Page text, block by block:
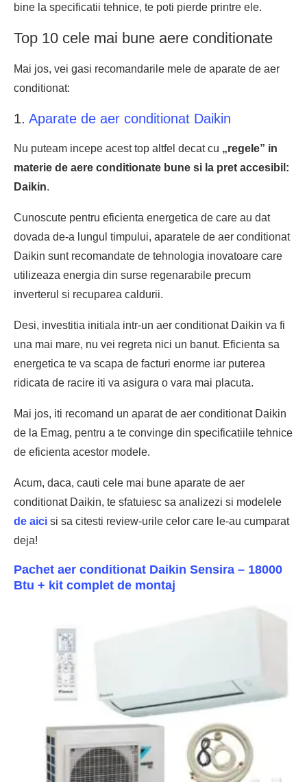
bine la specificatii tehnice, te poti pierde printre ele.
Top 10 cele mai bune aere conditionate
Mai jos, vei gasi recomandarile mele de aparate de aer
conditionat:
1. Aparate de aer conditionat Daikin
Nu puteam incepe acest top altfel decat cu „regele” in
materie de aere conditionate bune si la pret accesibil:
Daikin.
Cunoscute pentru eficienta energetica de care au dat
dovada de-a lungul timpului, aparatele de aer conditionat
Daikin sunt recomandate de tehnologia inovatoare care
utilizeaza energia din surse regenarabile precum
inverterul si recuparea caldurii.
Desi, investitia initiala intr-un aer conditionat Daikin va fi
una mai mare, nu vei regreta nici un banut. Eficienta sa
energetica te va scapa de facturi enorme iar puterea
ridicata de racire iti va asigura o vara mai placuta.
Mai jos, iti recomand un aparat de aer conditionat Daikin
de la Emag, pentru a te convinge din specificatiile tehnice
de eficienta acestor modele.
Acum, daca, cauti cele mai bune aparate de aer
conditionat Daikin, te sfatuiesc sa analizezi si modelele
de aici si sa citesti review-urile celor care le-au cumparat
deja!
Pachet aer conditionat Daikin Sensira – 18000
Btu + kit complet de montaj